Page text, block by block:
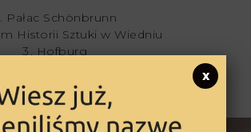
Pałac Schönbrunn
Historii Sztuki w Wiedniu
Hofburg
Wiener Staatsoper
x